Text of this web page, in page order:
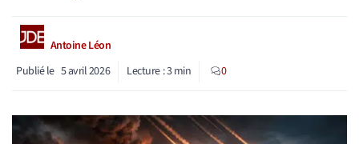
Antoine Léon
Publié le 5 avril 2026 Lecture :3min 0